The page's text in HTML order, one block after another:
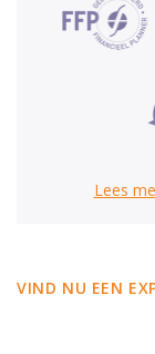
Lees
VIND NU EEN